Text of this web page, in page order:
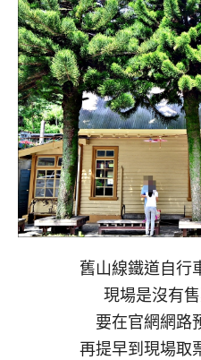
舊山線鐵道自行
現場是沒有
要在官網網路
再提早到現場取